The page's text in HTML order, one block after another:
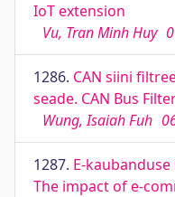
IoT extension
Vu, Tran Minh Huy
1286. CAN siini
seade. CAN Bus
Wung, Isaiah Fuh
1287. E-
The impact of e-